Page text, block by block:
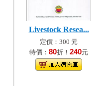
Livestock Resea...
定價：300 元
特價： 80折！ 240元